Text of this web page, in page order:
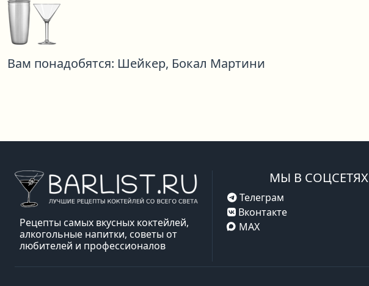
Вам понадобятся: Шейкер, Бокал Мартини
Рецепты самых вкусных коктейлей,
алкогольные напитки, советы от
любителей и профессионалов
МЫ В СОЦСЕТЯХ
Телеграм
Вконтакте
MAX